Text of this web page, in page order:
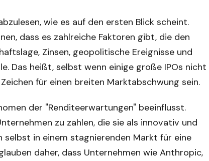
wie es auf den ersten Blick scheint.
dass es zahlreiche Faktoren gibt, die den
Zinsen, geopolitische Ereignisse und
Das heißt, selbst wenn einige große IPOs nicht
für einen breiten Marktabschwung sein.
der "Renditeerwartungen" beeinflusst.
zu zahlen, die sie als innovativ und
selbst in einem stagnierenden Markt für eine
daher, dass Unternehmen wie Anthropic,